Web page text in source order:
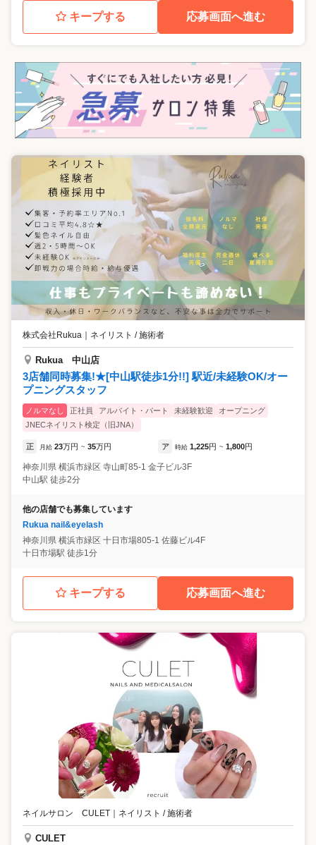
キープする 応募画面へ進む
株式会社Rukua ネイリスト / 施術者
Rukua 中山店
3店舗同時募集!★[中山駅徒歩1分!!] 駅近/未経験OK/オー
プニングスタッフ
ノルマなし 正社員 アルバイト・パート 未経験歓迎
オープニング
JNECネイリスト検定（旧JNA）
正 月給 23万円 ~ 35万円 ア 時給 1,225円 ~ 1,800円
神奈川県 横浜市緑区 寺山町85-1 金子ビル3F
中山駅 徒歩2分
他の店舗でも募集しています
Rukua nail&eyelash
神奈川県 横浜市緑区 十日市場805-1 佐藤ビル4F
十日市場駅 徒歩1分
キープする 応募画面へ進む
ネイルサロン CULET ｜ ネイリスト / 施術者
CULET